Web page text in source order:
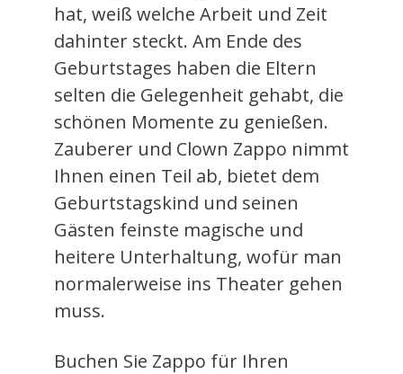
hat, weiß welche Arbeit und Zeit
dahinter steckt. Am Ende des
Geburtstages haben die Eltern
selten die Gelegenheit gehabt, die
schönen Momente zu genießen.
Zauberer und Clown Zappo nimmt
Ihnen einen Teil ab, bietet dem
Geburtstagskind und seinen
Gästen feinste magische und
heitere Unterhaltung, wofür man
normalerweise ins Theater gehen
muss.
Buchen Sie Zappo für Ihren